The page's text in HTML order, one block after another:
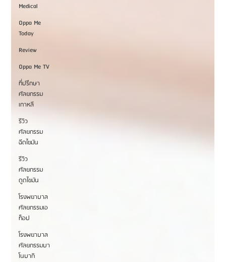
Medical
Oppa Me
Today
Review
Oppa Me TV
ที่ปรึกษา
ศัลยกรรม
เกาหลี
รีวิว
ศัลยกรรม
ฉีดไขมัน
รีวิว
ศัลยกรรม
ดูดไขมัน
โรงพยาบาล
ศัลยกรรมเอ
ท็อป
โรงพยาบาล
ศัลยกรรมบา
โนบากิ